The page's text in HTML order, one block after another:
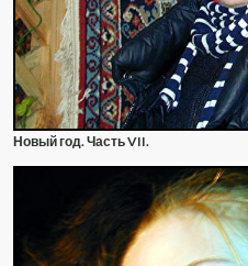
Новый год. Часть VII.